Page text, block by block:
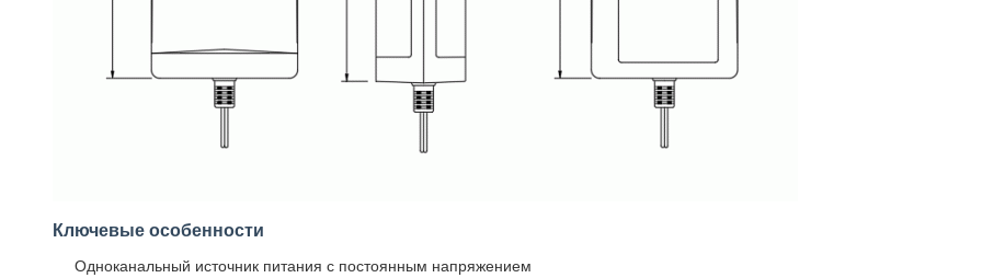
Ключевые особенности
Одноканальный источник питания с постоянным напряжением